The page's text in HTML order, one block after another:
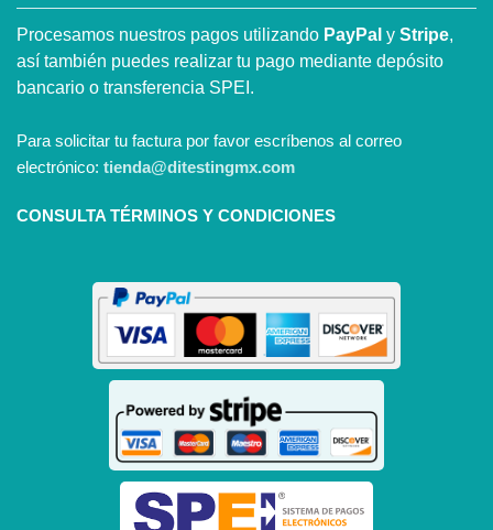
Procesamos nuestros pagos utilizando PayPal y Stripe,
así también puedes realizar tu pago mediante depósito
bancario o transferencia SPEI.
Para solicitar tu factura por favor escríbenos al correo
electrónico: tienda@ditestingmx.com
CONSULTA TÉRMINOS Y CONDICIONES